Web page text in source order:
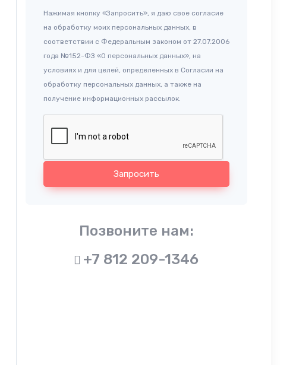
Нажимая кнопку «Запросить», я даю свое согласие
на обработку моих персональных данных, в
соответствии с Федеральным законом от 27.07.2006
года №152-ФЗ «О персональных данных», на
условиях и для целей, определенных в Согласии на
обработку персональных данных, а также на
получение информационных рассылок.
Запросить
Позвоните нам:
+7 812 209-1346